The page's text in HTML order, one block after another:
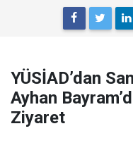
YÜSİAD’dan
Ayhan
Ziyaret